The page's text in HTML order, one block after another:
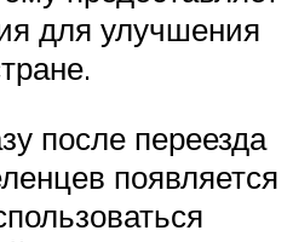
для улучшения
после переезда
появляется